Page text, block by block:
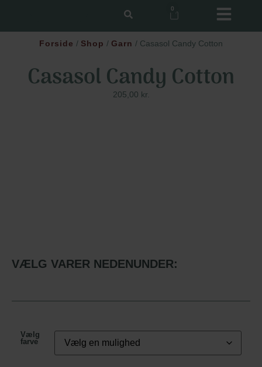
0
Forside / Shop / Garn / Casasol Candy Cotton
Casasol Candy Cotton
205,00 kr.
VÆLG VARER NEDENUNDER:
Vælg
farve